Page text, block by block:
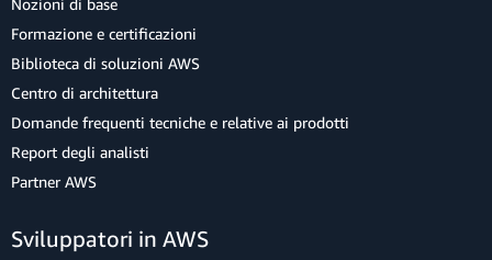
Nozioni di base
Formazione e certificazioni
Biblioteca di soluzioni AWS
Centro di architettura
Domande frequenti tecniche e relative ai prodotti
Report degli analisti
Partner AWS
Sviluppatori in AWS